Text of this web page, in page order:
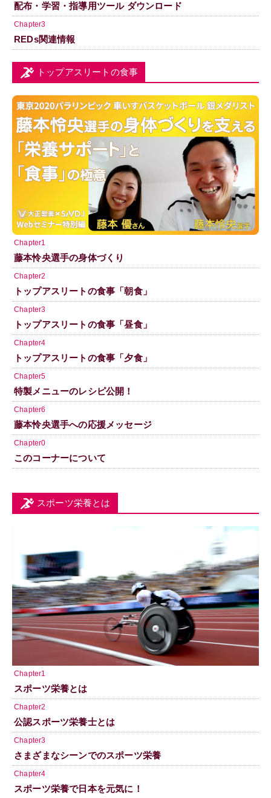
配布・学習・指導用ツール ダウンロード
Chapter3
REDs関連情報
トップアスリートの食事
Chapter1
藤本怜央選手の身体づくり
Chapter2
トップアスリートの食事「朝食」
Chapter3
トップアスリートの食事「昼食」
Chapter4
トップアスリートの食事「夕食」
Chapter5
特製メニューのレシピ公開！
Chapter6
藤本怜央選手への応援メッセージ
Chapter0
このコーナーについて
スポーツ栄養とは
Chapter1
スポーツ栄養とは
Chapter2
公認スポーツ栄養士とは
Chapter3
さまざまなシーンでのスポーツ栄養
Chapter4
スポーツ栄養で日本を元気に！